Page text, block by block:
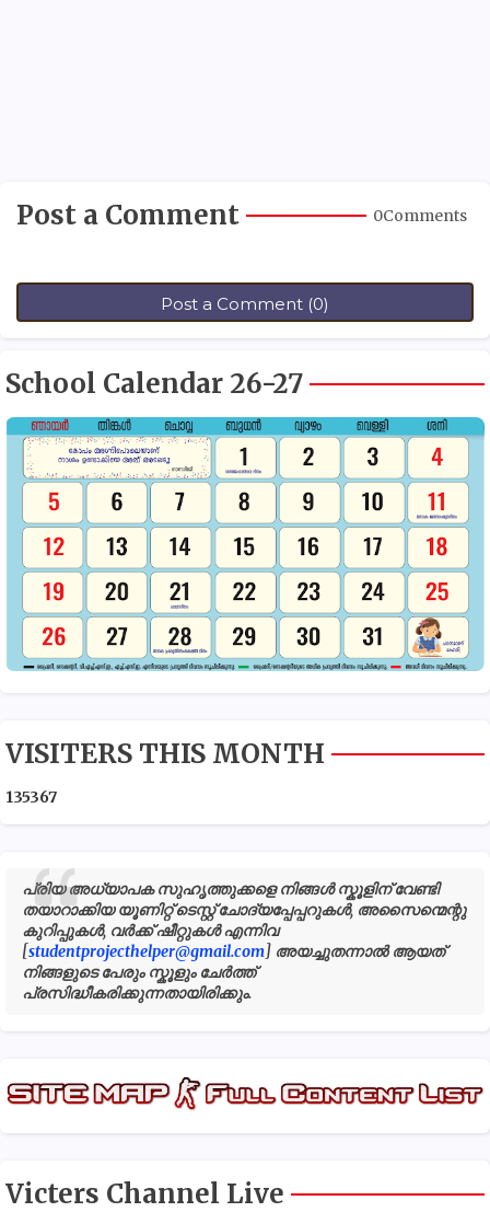
Post a Comment 0Comments
Post a Comment (0)
School Calendar 26-27
VISITERS THIS MONTH
135367
പ്രിയ അധ്യാപക സുഹൃത്തുക്കളെ നിങ്ങൾ സ്കൂളിന് വേണ്ടി
തയാറാക്കിയ യൂണിറ്റ് ടെസ്റ്റ് ചോദ്യപ്പേപ്പറുകൾ, അസൈന്മെന്റു
കുറിപ്പുകൾ, വർക്ക് ഷീറ്റുകൾ എന്നിവ
[studentprojecthelper@gmail.com] അയച്ചുതന്നാൽ ആയത്
നിങ്ങളുടെ പേരും സ്കൂളും ചേർത്ത്
പ്രസിദ്ധീകരിക്കുന്നതായിരിക്കും.
Victers Channel Live